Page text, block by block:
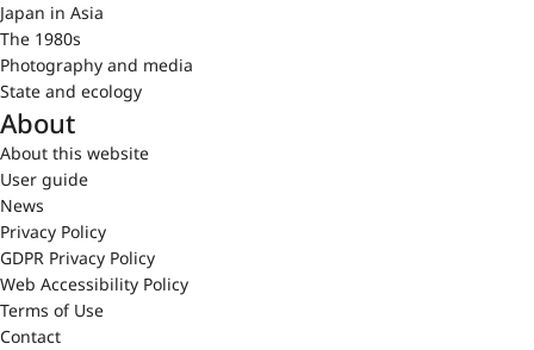
Japan in Asia
The 1980s
Photography and media
State and ecology
About
About this website
User guide
News
Privacy Policy
GDPR Privacy Policy
Web Accessibility Policy
Terms of Use
Contact